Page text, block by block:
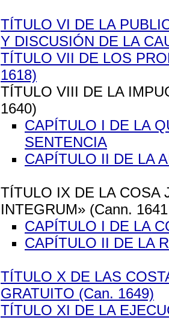
TÍTULO VI DE LA
Y DISCUSIÓN DE LA
TÍTULO VII DE LOS
1618)
TÍTULO VIII DE LA
1640)
CAPÍTULO I DE LA
SENTENCIA
CAPÍTULO II DE LA
TÍTULO IX DE LA COSA
INTEGRUM» (Cann.
CAPÍTULO I DE LA
CAPÍTULO II DE LA
TÍTULO X DE LAS
GRATUITO (Can. 1649)
TÍTULO XI DE LA